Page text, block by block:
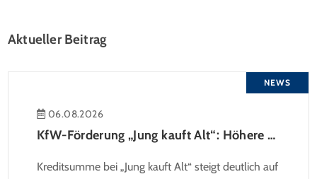
Aktueller Beitrag
NEWS
06.08.2026
KfW-Förderung „Jung kauft Alt“: Höhere Kredite ab August 2026
Kreditsumme bei „Jung kauft Alt“ steigt deutlich auf